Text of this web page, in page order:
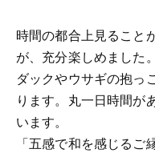
時間の都合上見ること
が、充分楽しめました
ダックやウサギの抱っ
ります。丸一日時間が
います。
「五感で和を感じるご